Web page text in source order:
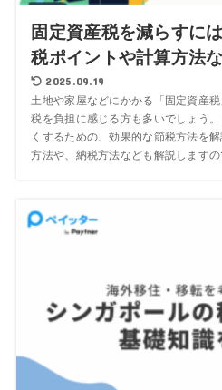
固定資産税を減らすに
税ポイントや計算方法
2025.09.19
土地や家屋などにかかる「固定資産
税を負担に感じる方も多いでしょう
くするための、効果的な節税方法を
方法や、納税方法なども解説しますの